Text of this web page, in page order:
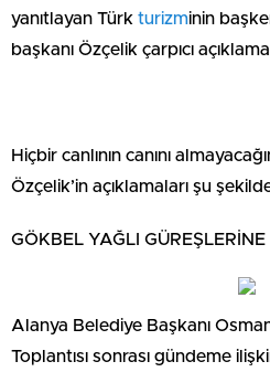
yanıtlayan Türk turizminin
başkanı Özçelik çarpıcı
Hiçbir canlının canını
Özçelik’in açıklamaları şu
GÖKBEL YAĞLI
Alanya Belediye Başkanı
Toplantısı sonrası gündeme